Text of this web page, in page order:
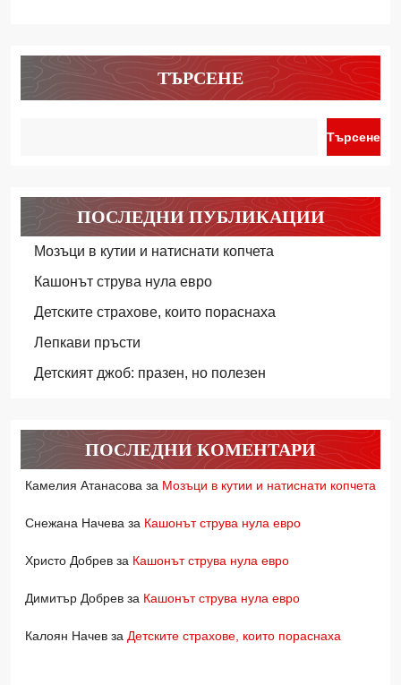
ТЪРСЕНЕ
Търсене
ПОСЛЕДНИ ПУБЛИКАЦИИ
Мозъци в кутии и натиснати копчета
Кашонът струва нула евро
Детските страхове, които пораснаха
Лепкави пръсти
Детският джоб: празен, но полезен
ПОСЛЕДНИ КОМЕНТАРИ
Камелия Атанасова за Мозъци в кутии и натиснати копчета
Снежана Начева за Кашонът струва нула евро
Христо Добрев за Кашонът струва нула евро
Димитър Добрев за Кашонът струва нула евро
Калоян Начев за Детските страхове, които пораснаха